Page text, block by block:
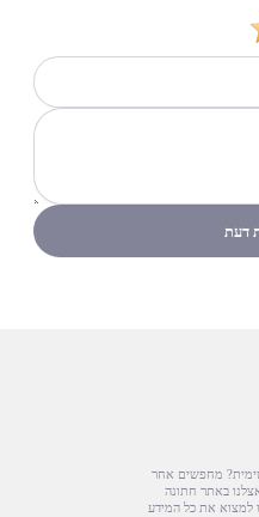
מחפשים אחר
באתר חתונה
למצוא את כל המידע